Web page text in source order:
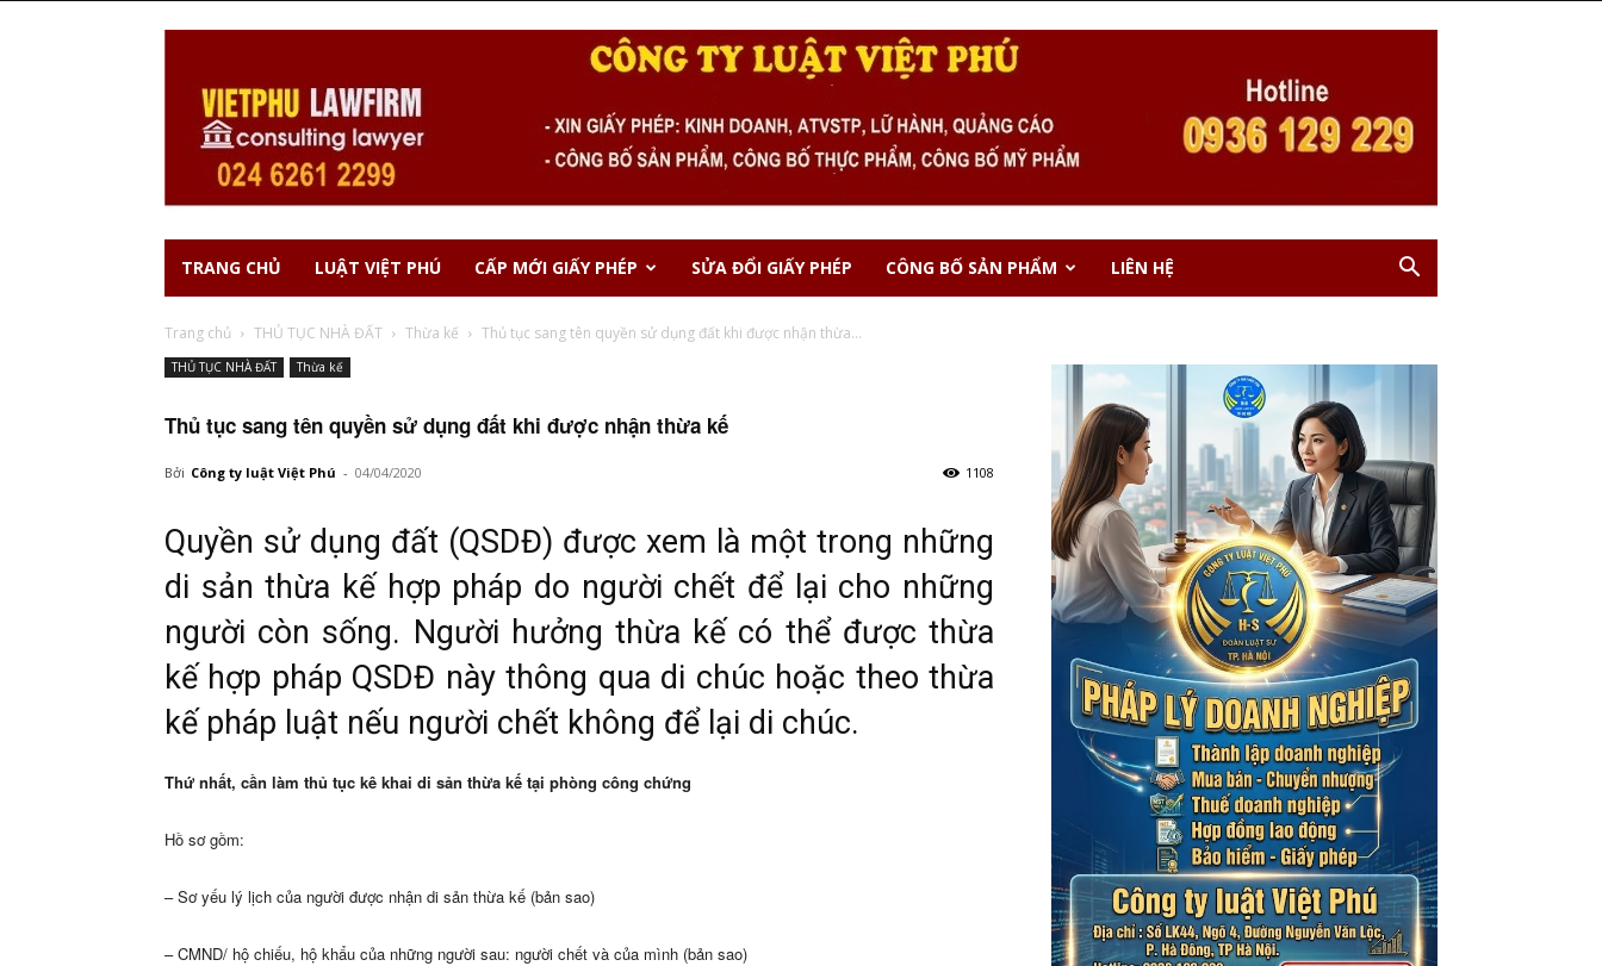
TRANG CHỦ LUẬT VIỆT PHÚ CẤP MỚI GIẤY PHÉP SỬA ĐỔI GIẤY PHÉP CÔNG BỐ SẢN PHẨM LIÊN HỆ
Trang chủ THỦ TỤC NHÀ ĐẤT Thừa kế Thủ tục sang tên quyền sử dụng đất khi được nhận thừa...
THỦ TỤC NHÀ ĐẤT Thừa kế
Thủ tục sang tên quyền sử dụng đất khi được nhận thừa kế
Bởi Công ty luật Việt Phú - 04/04/2020 1108
Quyền sử dụng đất (QSDĐ) được xem là một trong những
di sản thừa kế hợp pháp do người chết để lại cho những
người còn sống. Người hưởng thừa kế có thể được thừa
kế hợp pháp QSDĐ này thông qua di chúc hoặc theo thừa
kế pháp luật nếu người chết không để lại di chúc.
Thứ nhất, cần làm thủ tục kê khai di sản thừa kế tại phòng công chứng
Hồ sơ gồm:
– Sơ yếu lý lịch của người được nhận di sản thừa kế (bản sao)
– CMND/ hộ chiếu, hộ khẩu của những người sau: người chết và của mình (bản sao)